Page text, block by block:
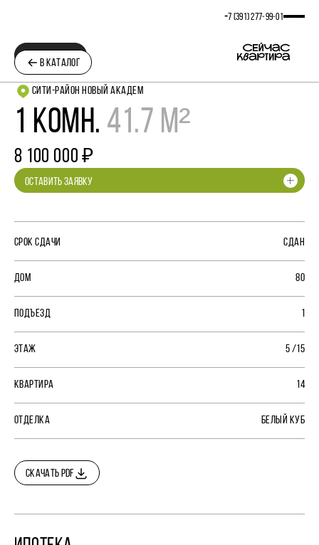
+7 (391) 277‒99‒01
В КАТАЛОГ
ПЛАНИРОВКА
СИТИ-РАЙОН НОВЫЙ АКАДЕМ
1 КОМН. 41.7 М²
8 100 000 ₽
ОСТАВИТЬ ЗАЯВКУ
СРОК СДАЧИ СДАН
ДОМ 80
ПОДЪЕЗД 1
ЭТАЖ 5 /15
КВАРТИРА 14
ОТДЕЛКА БЕЛЫЙ КУБ
СКАЧАТЬ PDF